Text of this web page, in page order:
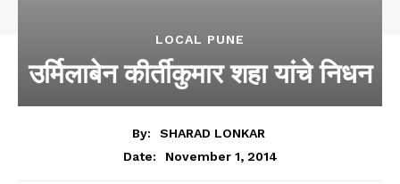
LOCAL PUNE
उर्मिलाबेन कीर्तीकुमार शहा यांचे निधन
By:
SHARAD LONKAR
Date:
November 1, 2014